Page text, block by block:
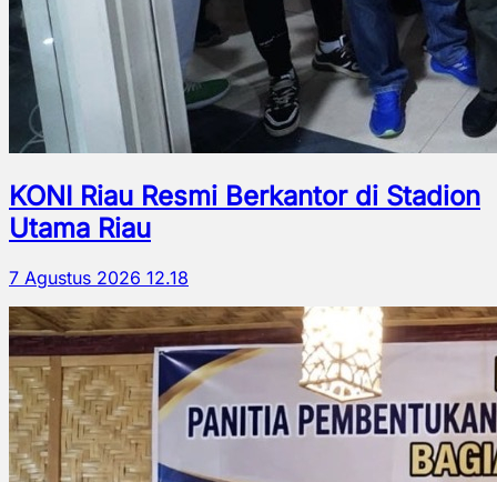
KONI Riau Resmi Berkantor di Stadion
Utama Riau
7 Agustus 2026 12.18